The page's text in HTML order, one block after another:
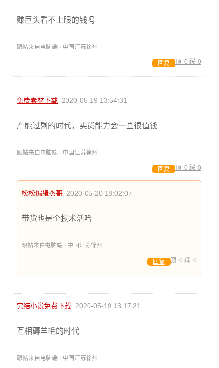
赚巨头看不上眼的钱吗
跟帖来自电脑端 · 中国江苏徐州
顶: 0 踩: 0
回复
免费素材下载 2020-05-19 13:54:31
产能过剩的时代，卖货能力会一直很值钱
跟帖来自电脑端 · 中国江苏徐州
顶: 0 踩: 0
回复
松松编辑杰哥 2020-05-20 18:02:07
带货也是个技术活哈
跟帖来自电脑端 · 中国江苏徐州
顶: 0 踩: 0
回复
完结小说免费下载 2020-05-19 13:17:21
互相薅羊毛的时代
跟帖来自电脑端 · 中国江苏徐州